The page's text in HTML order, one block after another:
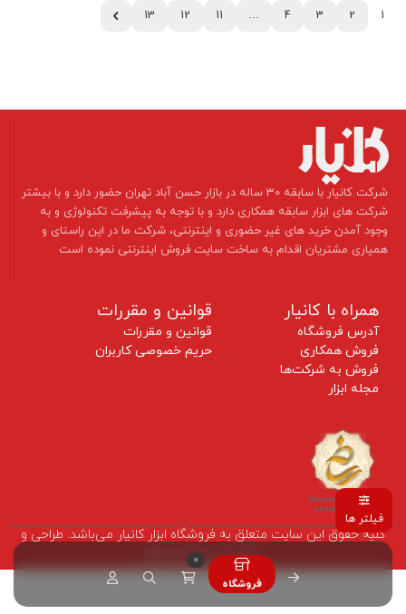
1
2
3
4
…
11
12
13
​شرکت کانیار با سابقه 30 ساله در بازار حسن آباد تهران حضور دارد و با بیشتر
شرکت های ابزار سابقه همکاری دارد و با توجه به پیشرفت تکنولوژی و به
وجود آمدن خرید های غیر حضوری و اینترنتی، شرکت ما در این راستای و
همیاری مشتریان اقدام به ساخت سایت فروش اینترنتی نموده است ​​​​​​​
همراه با کانیار
آدرس فروشگاه
فروش همکاری
فروش به شرکت‌ها
مجله ابزار
قوانین و مقررات
قوانین و مقررات
حریم خصوصی کاربران
کلیه حقوق این سایت متعلق به فروشگاه ابزار کانیار می‌باشد. طراحی و
پشتیبانی توسط طرهلو
فیلتر ها
فروشگاه
0